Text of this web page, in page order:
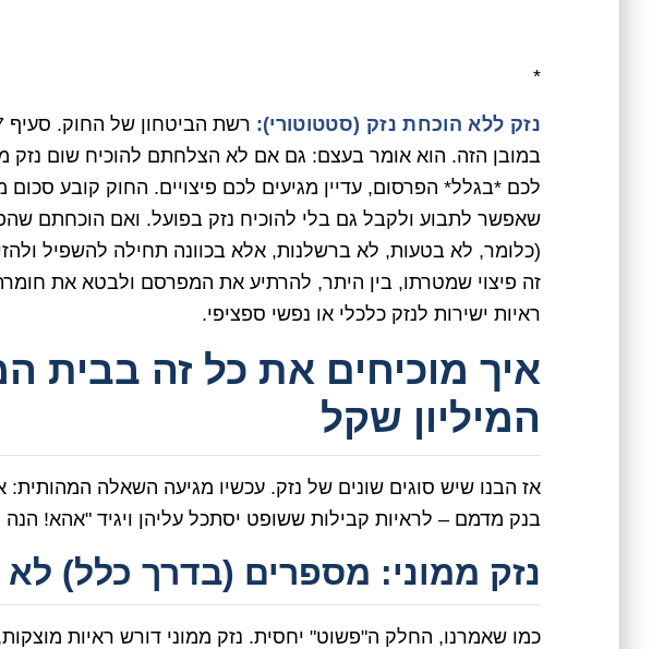
*
נזק ללא הוכחת נזק (סטטוטורי):
במובן הזה. הוא אומר בעצם: גם אם לא הצלחתם להוכיח שום נזק
לכם *בגלל* הפרסום, עדיין מגיעים לכם פיצויים. החוק קובע
שאפשר לתבוע ולקבל גם בלי להוכיח נזק בפועל. ואם הוכחתם
(כלומר, לא בטעות, לא ברשלנות, אלא בכוונה תחילה להשפיל
זה פיצוי שמטרתו, בין היתר, להרתיע את המפרסם ולבטא את
ראיות ישירות לנזק כלכלי או נפשי ספציפי.
איך מוכיחים את כל זה
המיליון שקל
אז הבנו שיש סוגים שונים של נזק. עכשיו מגיעה השאלה המהותית:
בנק מדמם – לראיות קבילות ששופט יסתכל עליהן ויגיד "אהא! הנה
נזק ממוני: מספרים (בדרך כלל)
כמו שאמרנו, החלק ה"פשוט" יחסית. נזק ממוני דורש ראיות